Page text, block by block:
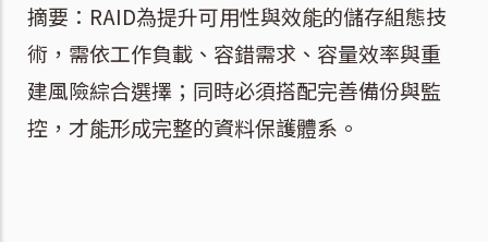
摘要： RAID為提升可用性與效能的儲存組態技
術，需依工作負載、容錯需求、容量效率與重
建風險綜合選擇；同時必須搭配完善備份與監
控，才能形成完整的資料保護體系。